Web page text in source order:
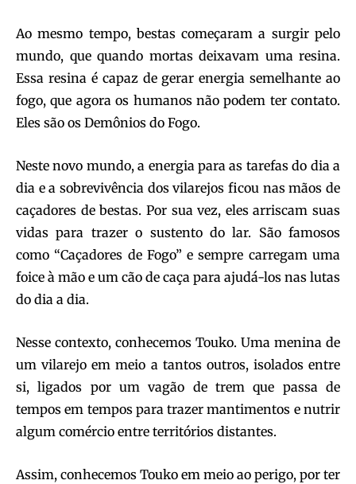
Ao mesmo tempo, bestas começaram a surgir pelo
mundo, que quando mortas deixavam uma resina.
Essa resina é capaz de gerar energia semelhante ao
fogo, que agora os humanos não podem ter contato.
Eles são os Demônios do Fogo.
Neste novo mundo, a energia para as tarefas do dia a
dia e a sobrevivência dos vilarejos ficou nas mãos de
caçadores de bestas. Por sua vez, eles arriscam suas
vidas para trazer o sustento do lar. São famosos
como “Caçadores de Fogo” e sempre carregam uma
foice à mão e um cão de caça para ajudá-los nas lutas
do dia a dia.
Nesse contexto, conhecemos Touko. Uma menina de
um vilarejo em meio a tantos outros, isolados entre
si, ligados por um vagão de trem que passa de
tempos em tempos para trazer mantimentos e nutrir
algum comércio entre territórios distantes.
Assim, conhecemos Touko em meio ao perigo, por ter